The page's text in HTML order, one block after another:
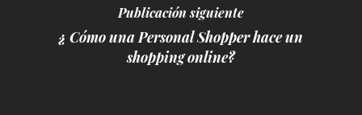
Publicación siguiente
¿ Cómo una Personal Shopper hace un
shopping online?